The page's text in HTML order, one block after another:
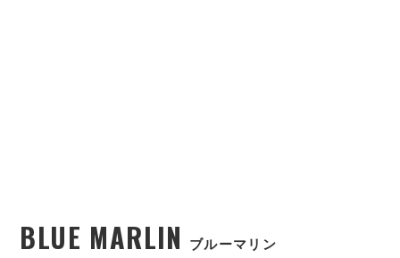
BLUE MARLIN ブルーマリン